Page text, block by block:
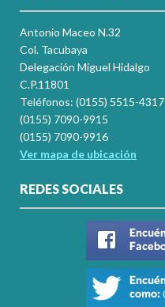
Antonio Maceo N.32
Col. Tacubaya
Delegación Miguel Hidalgo
C.P.11801
Teléfonos: (0155) 5515-4317
(0155) 7090-9915
(0155) 7090-9916
Ver mapa de ubicación
REDES SOCIALES